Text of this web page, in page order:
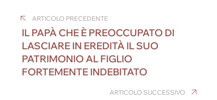
c
e
b
o
o
ailk
e
dI
n
e
n
g
er
e
st
gr
a
s
A
articoli
ARTICOLO PRECEDENTE
IL PAPÀ CHE È PREOCCUPATO DI
LASCIARE IN EREDITÀ IL SUO
PATRIMONIO AL FIGLIO
FORTEMENTE INDEBITATO
ARTICOLO SUCCESSIVO